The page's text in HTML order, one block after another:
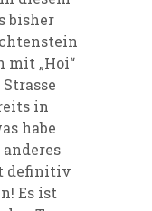
bisher
mit „Hoi“
in
habe
definitiv
Es ist